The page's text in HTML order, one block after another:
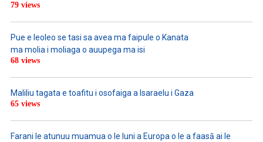
79 views
Pue e leoleo se tasi sa avea ma faipule o Kanata
ma molia i moliaga o auupega ma isi
68 views
Maliliu tagata e toafitu i osofaiga a Isaraelu i Gaza
65 views
Farani le atunuu muamua o le Iuni a Europa o le a faasā ai le